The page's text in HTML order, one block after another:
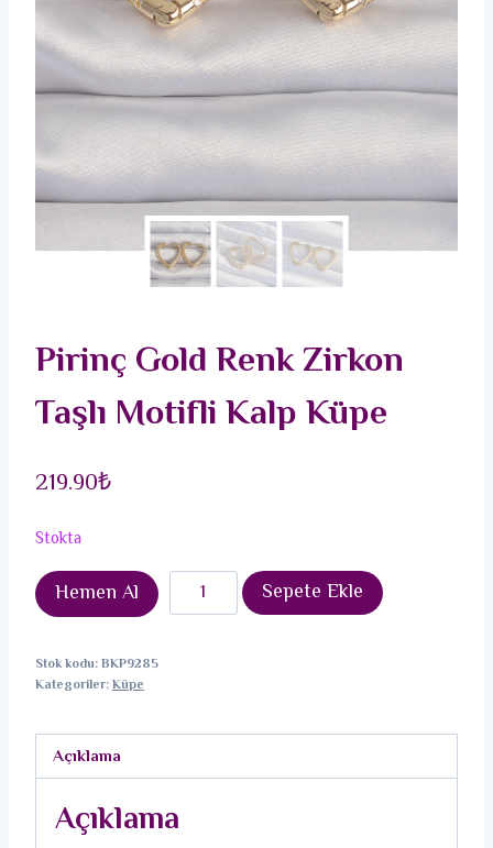
Pirinç Gold Renk Zirkon
Taşlı Motifli Kalp Küpe
219.90₺
Stokta
Hemen Al
Pirinç
Gold
Motifli
adet
Sepete Ekle
Stok kodu:BKP9285
Kategoriler:Küpe
Açıklama
Açıklama